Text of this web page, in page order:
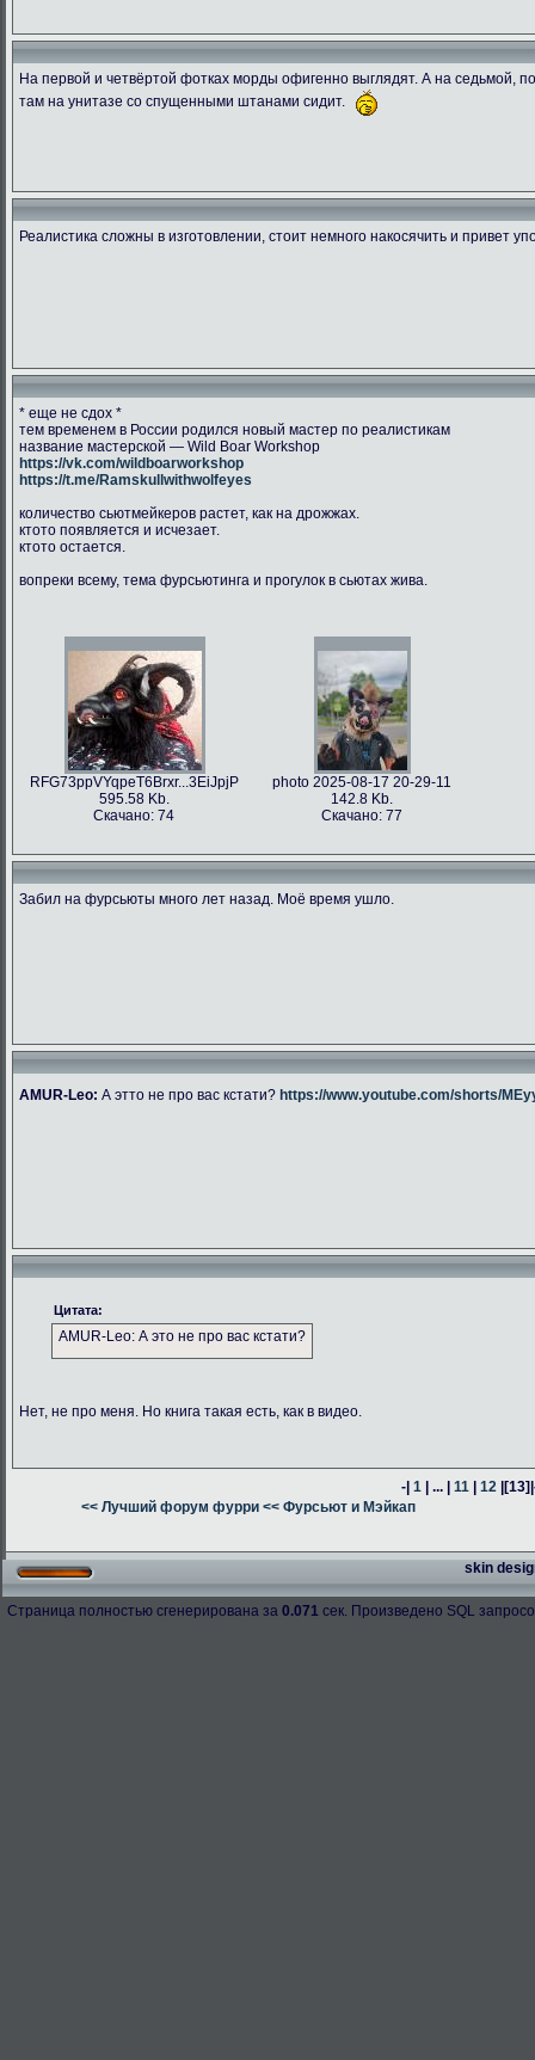
266.47 Kb.
Скачано: 76
204.42 Kb.
Скачано: 78
134.03
На первой и четвёртой фотках морды офигенно выглядят. А на седьмой,
там на унитазе со спущенными штанами сидит.
Реалистика сложны в изготовлении, стоит немного накосячить и привет
* еще не сдох *
тем временем в России родился новый мастер по реалистикам
название мастерской — Wild Boar Workshop
https://vk.com/wildboarworkshop
https://t.me/Ramskullwithwolfeyes
количество сьютмейкеров растет, как на дрожжах.
ктото появляется и исчезает.
ктото остается.
вопреки всему, тема фурсьютинга и прогулок в сьютах жива.
RFG73ppVYqpeT6Brxr...3EiJpjP
595.58 Kb.
Скачано: 74
photo 2025-08-17 20-29-11
142.8 Kb.
Скачано: 77
Забил на фурсьюты много лет назад. Моё время ушло.
AMUR-Leo: А этто не про вас кстати? https://www.youtube.com/shorts/
Цитата:
AMUR-Leo: А это не про вас кстати?
Нет, не про меня. Но книга такая есть, как в видео.
-|1 | ... |11 |12 |[13]
<< Лучший форум фурри << Фурсьют и Мэйкап
skin
Страница полностью сгенерирована за 0.071 сек. Произведено SQL